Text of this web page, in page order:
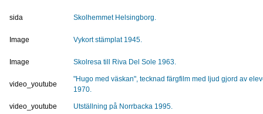
sida Skolhemmet Helsingborg.
Image Vykort stämplat 1945.
Image Skolresa till Riva Del Sole 1963.
video_youtube
"Hugo med väskan", tecknad färgfilm med ljud gjord av
1970.
video_youtube Utställning på Norrbacka 1995.